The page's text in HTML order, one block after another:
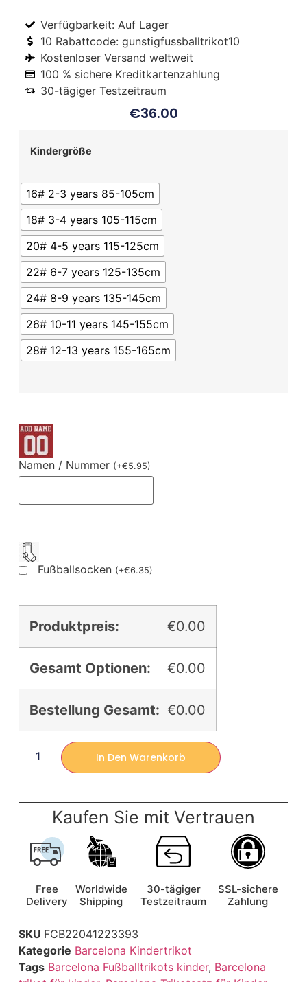
Verfügbarkeit: Auf Lager
10 Rabattcode: gunstigfussballtrikot10
Kostenloser Versand weltweit
100 % sichere Kreditkartenzahlung
30-tägiger Testzeitraum
€36.00
Kindergröße
16# 2-3 years 85-105cm
18# 3-4 years 105-115cm
20# 4-5 years 115-125cm
22# 6-7 years 125-135cm
24# 8-9 years 135-145cm
26# 10-11 years 145-155cm
28# 12-13 years 155-165cm
Namen / Nummer (+€5.95)
Fußballsocken (+€6.35)
Produktpreis: €0.00
Gesamt Optionen: €0.00
Bestellung Gesamt: €0.00
In Den Warenkorb
Kaufen Sie mit Vertrauen
Free
Delivery
Worldwide
Shipping
30-tägiger
Testzeitraum
SSL-sichere
Zahlung
SKU FCB22041223393
Kategorie Barcelona Kindertrikot
Tags Barcelona Fußballtrikots kinder, Barcelona